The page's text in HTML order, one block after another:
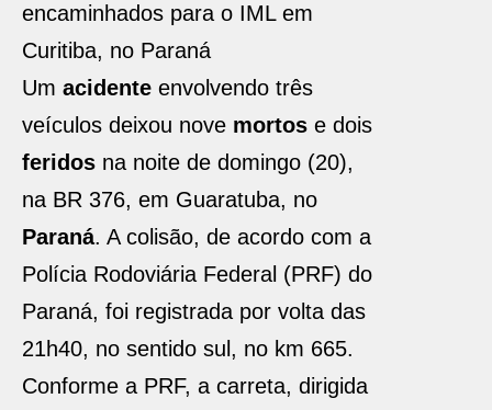
encaminhados para o IML em
Curitiba, no Paraná
Um acidente envolvendo três
veículos deixou nove mortos e dois
feridos na noite de domingo (20),
na BR 376, em Guaratuba, no
Paraná. A colisão, de acordo com a
Polícia Rodoviária Federal (PRF) do
Paraná, foi registrada por volta das
21h40, no sentido sul, no km 665.
Conforme a PRF, a carreta, dirigida